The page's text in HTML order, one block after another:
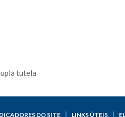
tutela
DO SITE LINKS ÚTEIS